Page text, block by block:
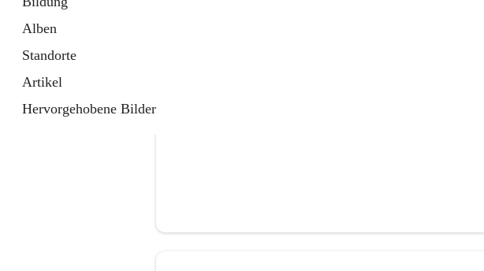
Alben
Standorte
Artikel
Hervorgehobene Bilder